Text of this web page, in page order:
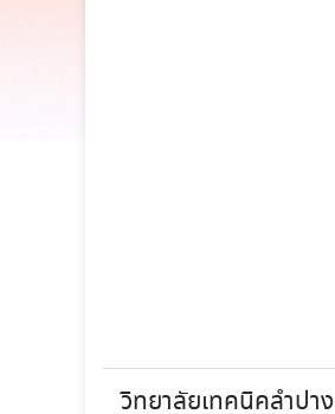
วิทยาลัยเทคนิคลำปาง